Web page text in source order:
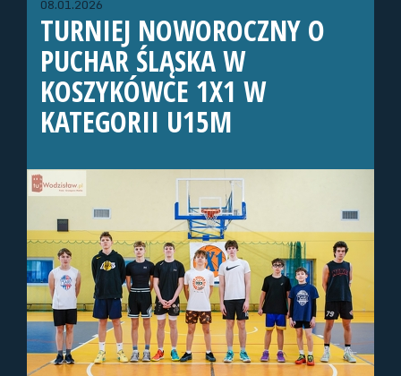
08.01.2026
TURNIEJ NOWOROCZNY O
PUCHAR ŚLĄSKA W
KOSZYKÓWCE 1X1 W
KATEGORII U15M